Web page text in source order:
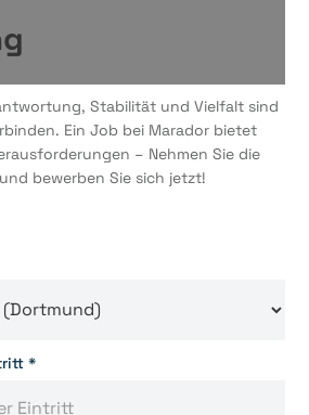
Stabilität und Vielfalt sind
Ein Job bei Marador bietet
– Nehmen Sie die
bewerben Sie sich jetzt!
*